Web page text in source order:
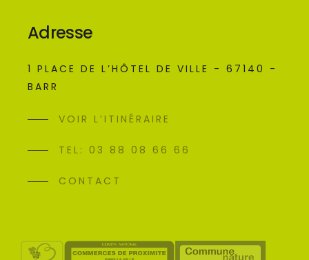
Adresse
1 PLACE DE L’HÔTEL DE VILLE - 67140 -
BARR
VOIR L’ITINÉRAIRE
TEL: 03 88 08 66 66
CONTACT